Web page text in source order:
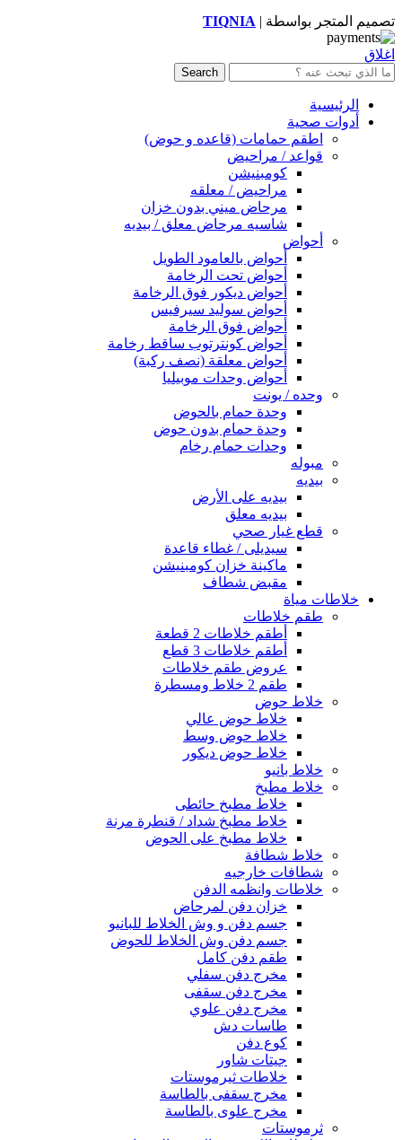
تصميم المتجر بواسطة | TIQNIA
اغلاق
Search
الرئيسية
أدوات صحية
اطقم حمامات (قاعده و حوض)
قواعد / مراحيض
كومبنيشن
مراحيض / معلقه
مرحاض ميني بدون خزان
شاسيه مرحاض معلق / بيديه
أحواض
أحواض بالعامود الطويل
أحواض تحت الرخامة
أحواض ديكور فوق الرخامة
أحواض سوليد سيرفيس
أحواض فوق الرخامة
أحواض كونترتوب ساقط رخامة
أحواض معلقة (نصف ركبة)
أحواض وحدات موبيليا
وحده / يونت
وحدة حمام بالحوض
وحدة حمام بدون حوض
وحدات حمام رخام
مبوله
بيديه
بيديه على الأرض
بيديه معلق
قطع غيار صحي
سيديلى / غطاء قاعدة
ماكينة خزان كومبنيشن
مقبض شطاف
خلاطات مياة
طقم خلاطات
أطقم خلاطات 2 قطعة
أطقم خلاطات 3 قطع
عروض طقم خلاطات
طقم 2 خلاط ومسطرة
خلاط حوض
خلاط حوض عالي
خلاط حوض وسط
خلاط حوض ديكور
خلاط بانيو
خلاط مطبخ
خلاط مطبخ حائطى
خلاط مطبخ شداد / قنطرة مرنة
خلاط مطبخ على الحوض
خلاط شطافة
شطافات خارجيه
خلاطات وانظمه الدفن
خزان دفن لمرحاض
جسم دفن و وش الخلاط للبانيو
جسم دفن وش الخلاط للحوض
طقم دفن كامل
مخرج دفن سفلي
مخرج دفن سقفى
مخرج دفن علوي
طاسات دش
كوع دفن
جيتات شاور
خلاطات ثيرموستات
مخرج سقفى بالطاسة
مخرج علوى بالطاسة
ثرموستات